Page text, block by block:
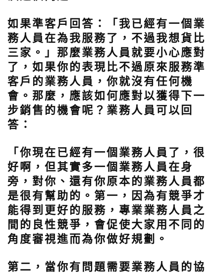
如果準客戶回答：「我已經有一個業
務人員在為我服務了，不過我想貨比
三家。」那麼業務人員就要小心應對
了，如果你的表現比不過原來服務準
客戶的業務人員，你就沒有任何機
會。那麼，應該如何應對以獲得下一
步銷售的機會呢？業務人員可以回
答：
「你現在已經有一個業務人員了，很
好啊，但其實多一個業務人員在身
旁，對你、還有你原本的業務人員都
是很有幫助的。 第一，因為有競爭才
能得到更好的服務， 專業業務人員之
間的良性競爭，會促使大家用不同的
角度審視進而為你做好規劃。
第二，當你有問題需要業務人員的協